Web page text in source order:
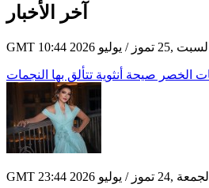
آخر الأخبار
GMT 10:44 2026 السبت ,25 تموز / يوليو
الخصر صيحة أنثوية تتألق بها النجمات
GMT 23:44 2026 الجمعة ,24 تموز / يوليو